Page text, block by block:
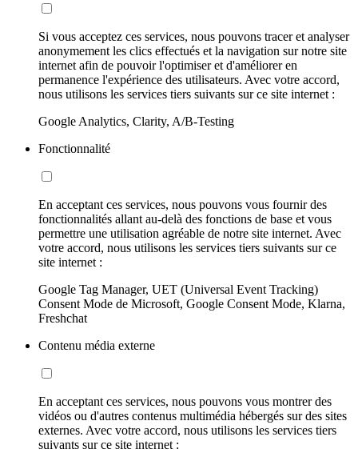
Si vous acceptez ces services, nous pouvons tracer et analyser
anonymement les clics effectués et la navigation sur notre site
internet afin de pouvoir l'optimiser et d'améliorer en
permanence l'expérience des utilisateurs. Avec votre accord,
nous utilisons les services tiers suivants sur ce site internet :
Google Analytics, Clarity, A/B-Testing
Fonctionnalité
En acceptant ces services, nous pouvons vous fournir des
fonctionnalités allant au-delà des fonctions de base et vous
permettre une utilisation agréable de notre site internet. Avec
votre accord, nous utilisons les services tiers suivants sur ce
site internet :
Google Tag Manager, UET (Universal Event Tracking)
Consent Mode de Microsoft, Google Consent Mode, Klarna,
Freshchat
Contenu média externe
En acceptant ces services, nous pouvons vous montrer des
vidéos ou d'autres contenus multimédia hébergés sur des sites
externes. Avec votre accord, nous utilisons les services tiers
suivants sur ce site internet :